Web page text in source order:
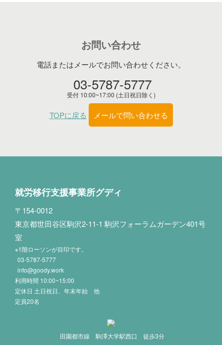
お問い合わせ
電話またはメールでお問い合わせください。
03-5787-5777
受付 10:00~17:00 (土日祝日除く)
TOPに戻る メールで問い合わせる
就労移行支援事業所グディ
〒154-0012
東京都世田谷区駒沢2-11-1 駒沢フォーラムガーデン401号
室
※1階ローソンが目印です。
03-5787-5777
info@goody.work
利用時間 10:00~15:00
定休日 土日祝日、年末年始 他
定員20名
田園都市線 駒澤大学駅西口 徒歩3分